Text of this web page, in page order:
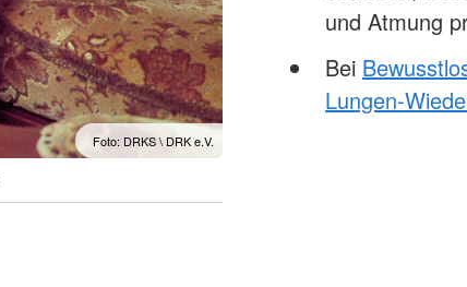
Foto: DRKS \ DRK e.V.
und Atmung
Bei
Lungen-